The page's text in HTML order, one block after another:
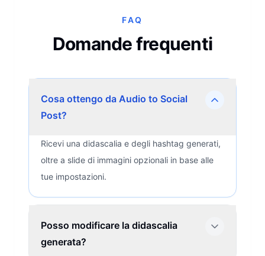
FAQ
Domande frequenti
Cosa ottengo da Audio to Social
Post?
Ricevi una didascalia e degli hashtag generati,
oltre a slide di immagini opzionali in base alle
tue impostazioni.
Posso modificare la didascalia
generata?